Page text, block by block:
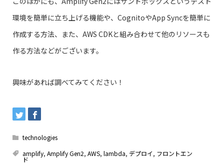
環境を簡単に立ち上げる機能や、CognitoやApp Syncを簡単に
作成する方法、また、AWS CDKと組み合わせて他のリソースも
作る方法などがございます。
興味があれば調べてみてください！
technologies
amplify, Amplify Gen2, AWS, lambda, デプロイ, フロントエン
ド